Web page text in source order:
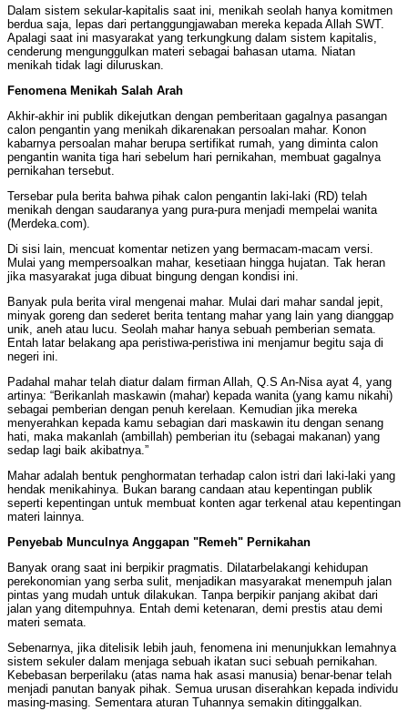
Dalam sistem sekular-kapitalis saat ini, menikah seolah hanya komitmen
berdua saja, lepas dari pertanggungjawaban mereka kepada Allah SWT.
Apalagi saat ini masyarakat yang terkungkung dalam sistem kapitalis,
cenderung mengunggulkan materi sebagai bahasan utama. Niatan
menikah tidak lagi diluruskan.
Fenomena Menikah Salah Arah
Akhir-akhir ini publik dikejutkan dengan pemberitaan gagalnya pasangan
calon pengantin yang menikah dikarenakan persoalan mahar. Konon
kabarnya persoalan mahar berupa sertifikat rumah, yang diminta calon
pengantin wanita tiga hari sebelum hari pernikahan, membuat gagalnya
pernikahan tersebut.
Tersebar pula berita bahwa pihak calon pengantin laki-laki (RD) telah
menikah dengan saudaranya yang pura-pura menjadi mempelai wanita
(Merdeka.com).
Di sisi lain, mencuat komentar netizen yang bermacam-macam versi.
Mulai yang mempersoalkan mahar, kesetiaan hingga hujatan. Tak heran
jika masyarakat juga dibuat bingung dengan kondisi ini.
Banyak pula berita viral mengenai mahar. Mulai dari mahar sandal jepit,
minyak goreng dan sederet berita tentang mahar yang lain yang dianggap
unik, aneh atau lucu. Seolah mahar hanya sebuah pemberian semata.
Entah latar belakang apa peristiwa-peristiwa ini menjamur begitu saja di
negeri ini.
Padahal mahar telah diatur dalam firman Allah, Q.S An-Nisa ayat 4, yang
artinya: “Berikanlah maskawin (mahar) kepada wanita (yang kamu nikahi)
sebagai pemberian dengan penuh kerelaan. Kemudian jika mereka
menyerahkan kepada kamu sebagian dari maskawin itu dengan senang
hati, maka makanlah (ambillah) pemberian itu (sebagai makanan) yang
sedap lagi baik akibatnya.”
Mahar adalah bentuk penghormatan terhadap calon istri dari laki-laki yang
hendak menikahinya. Bukan barang candaan atau kepentingan publik
seperti kepentingan untuk membuat konten agar terkenal atau kepentingan
materi lainnya.
Penyebab Munculnya Anggapan "Remeh" Pernikahan
Banyak orang saat ini berpikir pragmatis. Dilatarbelakangi kehidupan
perekonomian yang serba sulit, menjadikan masyarakat menempuh jalan
pintas yang mudah untuk dilakukan. Tanpa berpikir panjang akibat dari
jalan yang ditempuhnya. Entah demi ketenaran, demi prestis atau demi
materi semata.
Sebenarnya, jika ditelisik lebih jauh, fenomena ini menunjukkan lemahnya
sistem sekuler dalam menjaga sebuah ikatan suci sebuah pernikahan.
Kebebasan berperilaku (atas nama hak asasi manusia) benar-benar telah
menjadi panutan banyak pihak. Semua urusan diserahkan kepada individu
masing-masing. Sementara aturan Tuhannya semakin ditinggalkan.